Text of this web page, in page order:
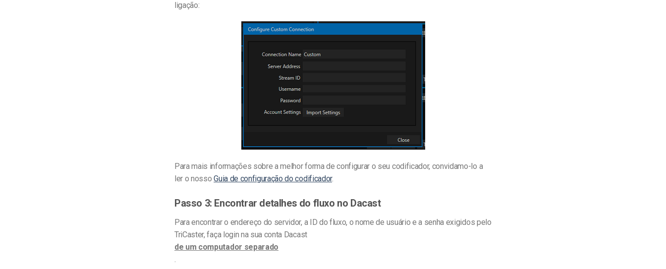
ligação:
Para mais informações sobre a melhor forma de configurar o seu codificador, convidamo-lo a
ler o nossoGuia de configuração do codificador.
Passo 3: Encontrar detalhes do fluxo no Dacast
Para encontrar o endereço do servidor, a ID do fluxo, o nome de usuário e a senha exigidos pelo
TriCaster, faça login na sua conta Dacast
de um computador separado
.